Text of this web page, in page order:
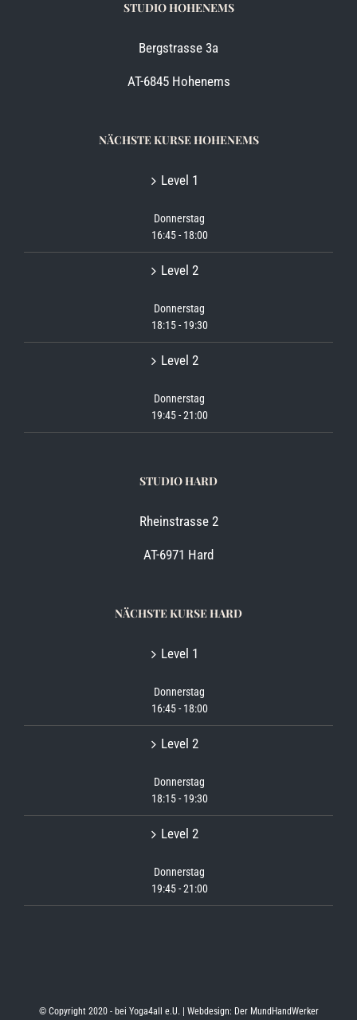
STUDIO HOHENEMS
Bergstrasse 3a
AT-6845 Hohenems
NÄCHSTE KURSE HOHENEMS
Level 1
Donnerstag
16:45-18:00
Level 2
Donnerstag
18:15-19:30
Level 2
Donnerstag
19:45-21:00
STUDIO HARD
Rheinstrasse 2
AT-6971 Hard
NÄCHSTE KURSE HARD
Level 1
Donnerstag
16:45-18:00
Level 2
Donnerstag
18:15-19:30
Level 2
Donnerstag
19:45-21:00
© Copyright 2020 - bei Yoga4all e.U. | Webdesign: Der MundHandWerker